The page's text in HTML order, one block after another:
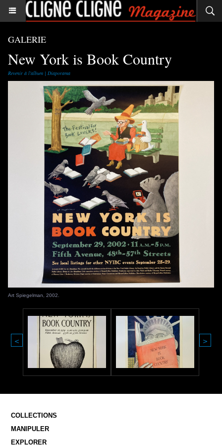
GALERIE
New York is Book Country
Revenir à l'album | Diaporama
Art Spiegelman, 2002.
< >
COLLECTIONS
MANIPULER
EXPLORER